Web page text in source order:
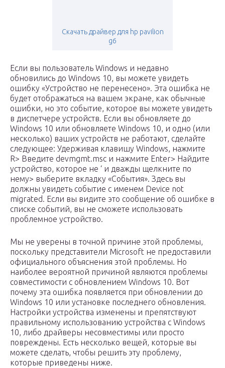
Скачать драйвер для hp pavilion
g6
Если вы пользователь Windows и недавно
обновились до Windows 10, вы можете увидеть
ошибку «Устройство не перенесено». Эта ошибка не
будет отображаться на вашем экране, как обычные
ошибки, но это событие, которое вы можете увидеть
в диспетчере устройств. Если вы обновляете до
Windows 10 или обновляете Windows 10, и одно (или
несколько) ваших устройств не работают, сделайте
следующее: Удерживая клавишу Windows, нажмите
R> Введите devmgmt.msc и нажмите Enter> Найдите
устройство, которое не ‘ и дважды щелкните по
нему> выберите вкладку «События». Здесь вы
должны увидеть событие с именем Device not
migrated. Если вы видите это сообщение об ошибке в
списке событий, вы не сможете использовать
проблемное устройство.
Мы не уверены в точной причине этой проблемы,
поскольку представители Microsoft не предоставили
официального объяснения этой проблемы. Но
наиболее вероятной причиной являются проблемы
совместимости с обновлением Windows 10. Вот
почему эта ошибка появляется при обновлении до
Windows 10 или установке последнего обновления.
Настройки устройства изменены и препятствуют
правильному использованию устройства с Windows
10, либо драйверы несовместимы или просто
повреждены. Есть несколько вещей, которые вы
можете сделать, чтобы решить эту проблему,
которые приведены ниже.